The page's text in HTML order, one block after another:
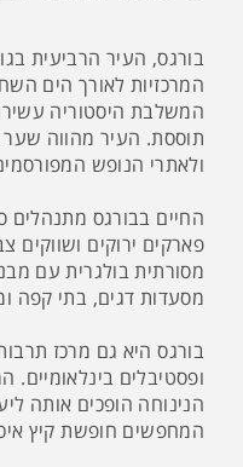
בורגס, העיר הרביעית
המרכזיות לאורך הים
המשלבת היסטוריה
תוססת. העיר מהווה שער
ולאתרי הנופש
החיים בבורגס
פארקים ירוקים ושווקים
מסורתית בולגרית עם
מסעדות דגים, בתי קפה
בורגס היא גם מרכז
ופסטיבלים בינלאומיים.
הנינוחה הופכים אותה
המחפשים חופשת קיץ